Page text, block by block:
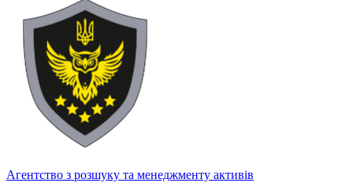
Агентство з розшуку та менеджменту активів